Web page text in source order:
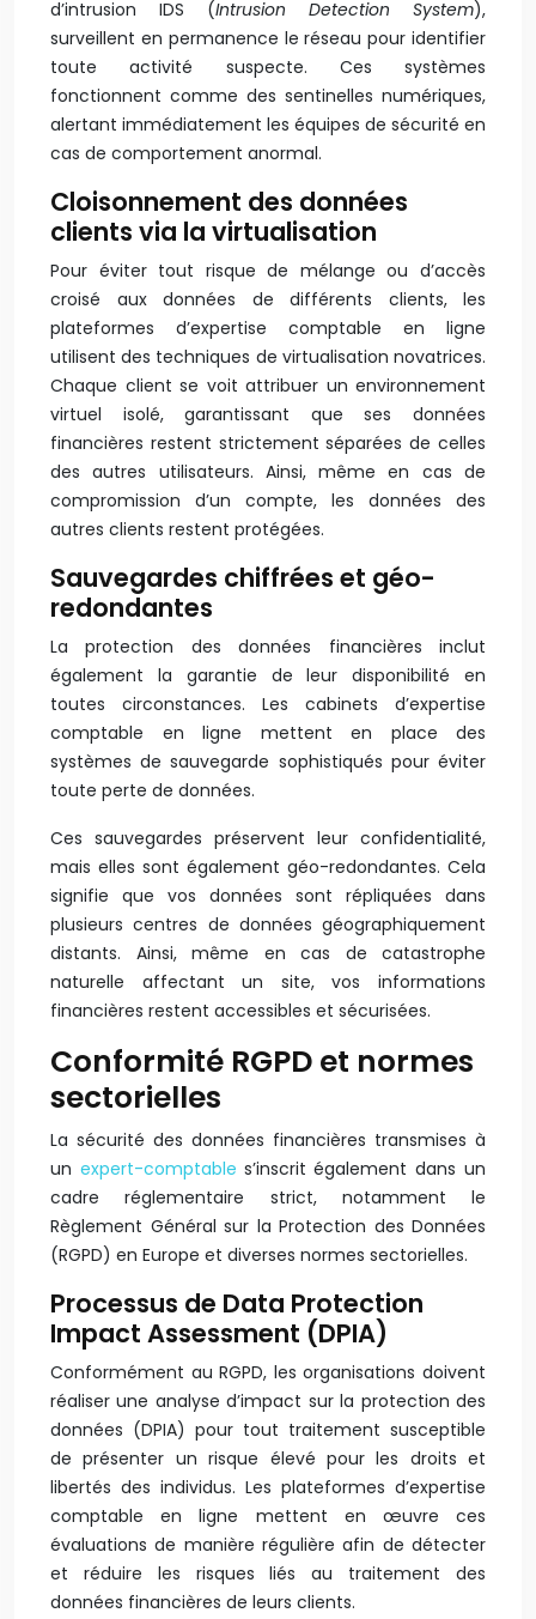
d’intrusion IDS (Intrusion Detection System),
surveillent en permanence le réseau pour identifier
toute activité suspecte. Ces systèmes
fonctionnent comme des sentinelles numériques,
alertant immédiatement les équipes de sécurité en
cas de comportement anormal.
Cloisonnement des données
clients via la virtualisation
Pour éviter tout risque de mélange ou d’accès
croisé aux données de différents clients, les
plateformes d’expertise comptable en ligne
utilisent des techniques de virtualisation novatrices.
Chaque client se voit attribuer un environnement
virtuel isolé, garantissant que ses données
financières restent strictement séparées de celles
des autres utilisateurs. Ainsi, même en cas de
compromission d’un compte, les données des
autres clients restent protégées.
Sauvegardes chiffrées et géo-
redondantes
La protection des données financières inclut
également la garantie de leur disponibilité en
toutes circonstances. Les cabinets d’expertise
comptable en ligne mettent en place des
systèmes de sauvegarde sophistiqués pour éviter
toute perte de données.
Ces sauvegardes préservent leur confidentialité,
mais elles sont également géo-redondantes. Cela
signifie que vos données sont répliquées dans
plusieurs centres de données géographiquement
distants. Ainsi, même en cas de catastrophe
naturelle affectant un site, vos informations
financières restent accessibles et sécurisées.
Conformité RGPD et normes
sectorielles
La sécurité des données financières transmises à
un expert-comptable s’inscrit également dans un
cadre réglementaire strict, notamment le
Règlement Général sur la Protection des Données
(RGPD) en Europe et diverses normes sectorielles.
Processus de Data Protection
Impact Assessment (DPIA)
Conformément au RGPD, les organisations doivent
réaliser une analyse d’impact sur la protection des
données (DPIA) pour tout traitement susceptible
de présenter un risque élevé pour les droits et
libertés des individus. Les plateformes d’expertise
comptable en ligne mettent en œuvre ces
évaluations de manière régulière afin de détecter
et réduire les risques liés au traitement des
données financières de leurs clients.